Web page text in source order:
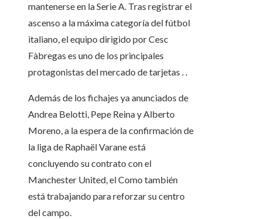
mantenerse en la Serie A. Tras registrar el
ascenso a la máxima categoría del fútbol
italiano, el equipo dirigido por Cesc
Fàbregas es uno de los principales
protagonistas del mercado de tarjetas . .
Además de los fichajes ya anunciados de
Andrea Belotti, Pepe Reina y Alberto
Moreno, a la espera de la confirmación de
la liga de Raphaël Varane está
concluyendo su contrato con el
Manchester United, el Como también
está trabajando para reforzar su centro
del campo.